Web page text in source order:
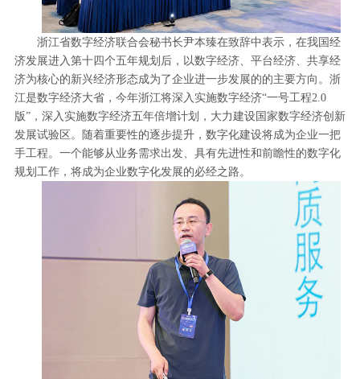
浙江省数字经济联合会秘书长尹本臻在致辞中表示，在我国经
济发展进入第十四个五年规划后，以数字经济、平台经济、共享经
济为核心的新兴经济形态成为了企业进一步发展的的主要方向。浙
江是数字经济大省，今年浙江将深入实施数字经济“一号工程2.0
版”，深入实施数字经济五年倍增计划，大力建设国家数字经济创新
发展试验区。随着重要性的逐步提升，数字化建设将成为企业一把
手工程。一个能够从业务需求出发、具有先进性和前瞻性的数字化
规划工作，将成为企业数字化发展的必经之路。